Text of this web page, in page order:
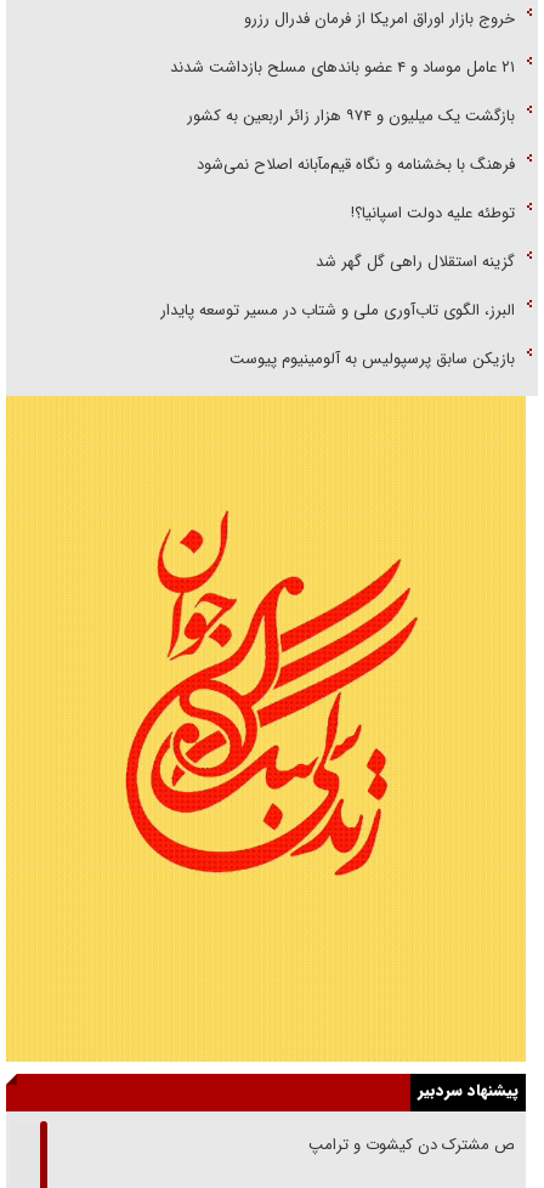
خروج بازار اوراق امریکا از فرمان فدرال رزرو
۲۱ عامل موساد و ۴ عضو باند‌های مسلح بازداشت شدند
بازگشت یک میلیون و ۹۷۴ هزار زائر اربعین به کشور
فرهنگ با بخشنامه و نگاه قیم‌مآبانه اصلاح نمی‌شود
توطئه علیه دولت اسپانیا؟!
گزینه استقلال راهی گل گهر شد
البرز، الگوی تاب‌آوری ملی و شتاب در مسیر توسعه پایدار
بازیکن سابق پرسپولیس به آلومینیوم پیوست
پیشنهاد سردبیر
رقص مشترک دن کیشوت و ترامپ